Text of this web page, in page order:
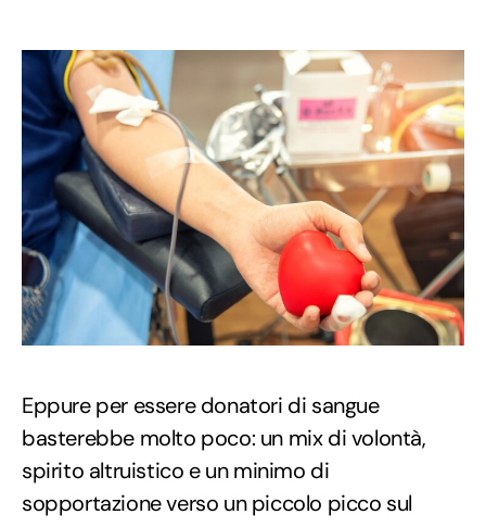
Eppure per essere donatori di sangue
basterebbe molto poco: un mix di volontà,
spirito altruistico e un minimo di
sopportazione verso un piccolo picco sul